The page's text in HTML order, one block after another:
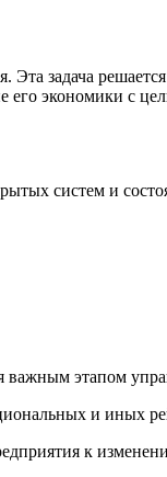
задача
его экономики с
систем и
важным этапом
и иных
к